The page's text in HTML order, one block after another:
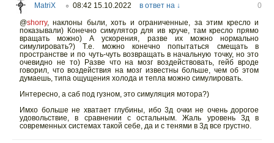
MatriX ○ 08:42 15.10.2022 в ответ на ↓
0
@shorry, наклоны были, хоть и ограниченные, за этим кресло и
показывали) Конечно симулятор для ив круче, там кресло прямо
вращать можно) А ускорения, разве их можно нормально
симулировать?) Т.е. можно конечно попытаться смещать в
пространстве и по чуть-чуть возвращать в начальную точку, но это
очевидно не то) Разве что на мозг воздействовать, гейб вроде
говорил, что воздействия на мозг известны больше, чем об этом
думаешь, типа ощущения холода и тепла можно симулировать.
Интересно, а саб под гузном, это симуляция мотора?)
Имхо больше не хватает глубины, ибо 3д очки не очень дорогое
удовольствие, в сравнении с остальным. Жаль уровень 3д в
современных системах такой себе, да и с тенями в 3д все грустно.